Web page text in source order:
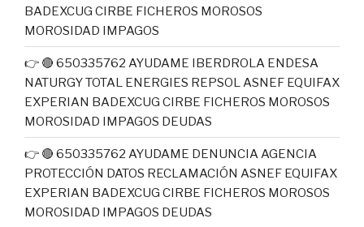
BADEXCUG CIRBE FICHEROS MOROSOS
MOROSIDAD IMPAGOS
👉 🔴 650335762 AYUDAME IBERDROLA ENDESA
NATURGY TOTAL ENERGIES REPSOL ASNEF EQUIFAX
EXPERIAN BADEXCUG CIRBE FICHEROS MOROSOS
MOROSIDAD IMPAGOS DEUDAS
👉 🔴 650335762 AYUDAME DENUNCIA AGENCIA
PROTECCIÓN DATOS RECLAMACIÓN ASNEF EQUIFAX
EXPERIAN BADEXCUG CIRBE FICHEROS MOROSOS
MOROSIDAD IMPAGOS DEUDAS